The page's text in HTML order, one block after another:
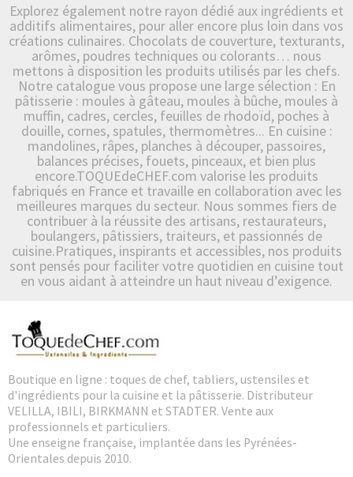
Explorez également notre rayon dédié aux ingrédients et
additifs alimentaires, pour aller encore plus loin dans vos
créations culinaires. Chocolats de couverture, texturants,
arômes, poudres techniques ou colorants… nous
mettons à disposition les produits utilisés par les chefs.
Notre catalogue vous propose une large sélection : En
pâtisserie : moules à gâteau, moules à bûche, moules à
muffin, cadres, cercles, feuilles de rhodoïd, poches à
douille, cornes, spatules, thermomètres... En cuisine :
mandolines, râpes, planches à découper, passoires,
balances précises, fouets, pinceaux, et bien plus
encore.TOQUEdeCHEF.com valorise les produits
fabriqués en France et travaille en collaboration avec les
meilleures marques du secteur. Nous sommes fiers de
contribuer à la réussite des artisans, restaurateurs,
boulangers, pâtissiers, traiteurs, et passionnés de
cuisine.Pratiques, inspirants et accessibles, nos produits
sont pensés pour faciliter votre quotidien en cuisine tout
en vous aidant à atteindre un haut niveau d’exigence.
Boutique en ligne : toques de chef, tabliers, ustensiles et
d'ingrédients pour la cuisine et la pâtisserie. Distributeur
VELILLA, IBILI, BIRKMANN et STADTER. Vente aux
professionnels et particuliers.
Une enseigne française, implantée dans les Pyrénées-
Orientales depuis 2010.